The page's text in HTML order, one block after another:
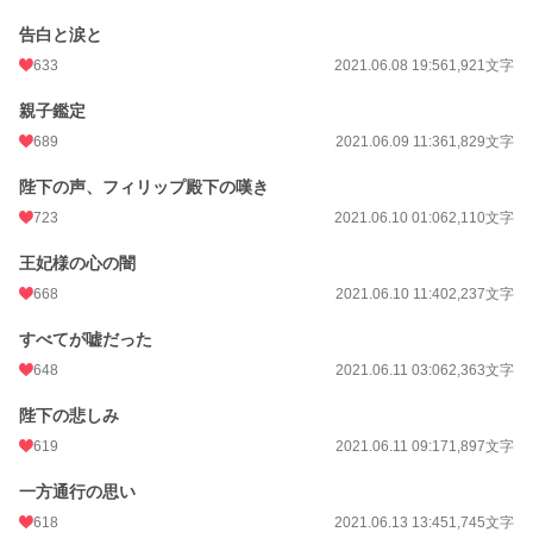
告白と涙と
633 2021.06.08 19:561,921文字
親子鑑定
689 2021.06.09 11:361,829文字
陛下の声、フィリップ殿下の嘆き
723 2021.06.10 01:062,110文字
王妃様の心の闇
668 2021.06.10 11:402,237文字
すべてが嘘だった
648 2021.06.11 03:062,363文字
陛下の悲しみ
619 2021.06.11 09:171,897文字
一方通行の思い
618 2021.06.13 13:451,745文字